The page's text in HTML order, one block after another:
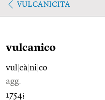
VULCANICITA
vulcanico
vul cà ni co
agg.
1754;